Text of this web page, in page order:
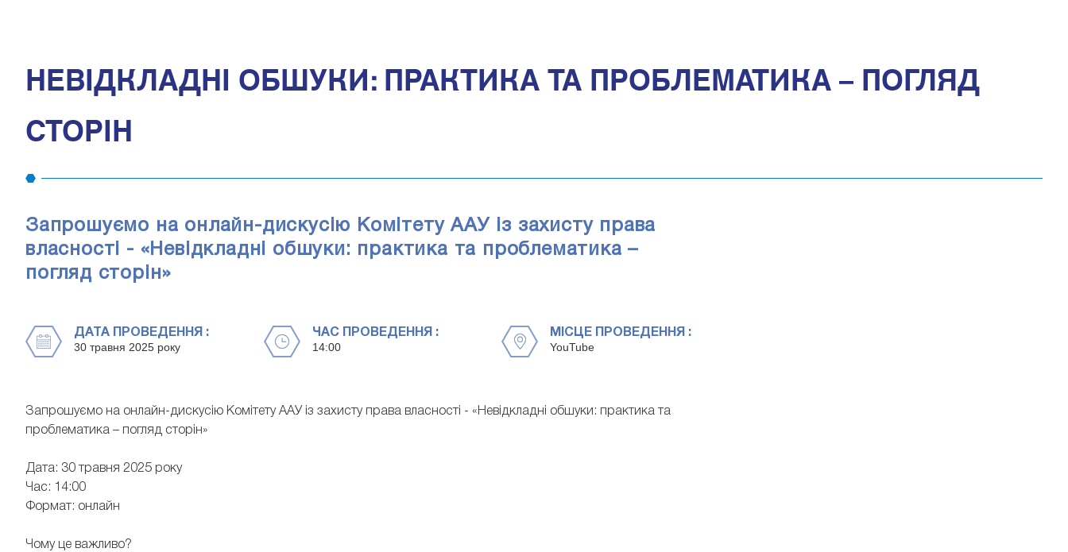
НЕВІДКЛАДНІ ОБШУКИ: ПРАКТИКА ТА ПРОБЛЕМАТИКА – ПОГЛЯД
СТОРІН
Запрошуємо на онлайн-дискусію Комітету ААУ із захисту права
власності - «Невідкладні обшуки: практика та проблематика –
погляд сторін»
ДАТА ПРОВЕДЕННЯ :
30 травня 2025 року
ЧАС ПРОВЕДЕННЯ :
14:00
МІСЦЕ ПРОВЕДЕННЯ :
YouTube
Запрошуємо на онлайн-дискусію Комітету ААУ із захисту права власності - «Невідкладні обшуки: практика та
проблематика – погляд сторін»
Дата: 30 травня 2025 року
Час: 14:00
Формат: онлайн
Чому це важливо?